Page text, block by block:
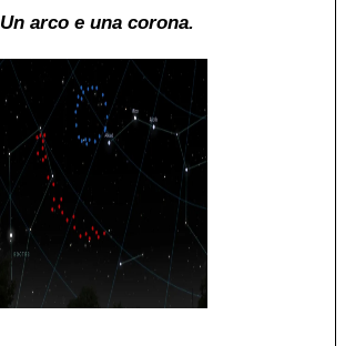
Un arco e una corona.